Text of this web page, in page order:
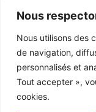
Nous
Nous utilisons des
de navigation,
personnalisés et
Tout accepter »,
cookies.